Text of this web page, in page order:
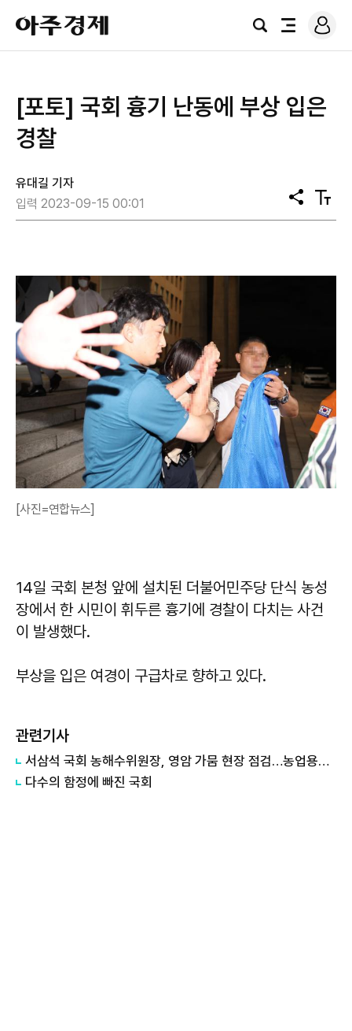
아
주
경
검
전
로
그
[포토] 국회 흉기 난동에 부상 입은
경찰
유대길 기자
입력 2023-09-15 00:01
공
유
텍
스
[사진=연합뉴스]
14일 국회 본청 앞에 설치된 더불어민주당 단식 농성
장에서 한 시민이 휘두른 흉기에 경찰이 다치는 사건
이 발생했다.
부상을 입은 여경이 구급차로 향하고 있다.
관련기사
서삼석 국회 농해수위원장, 영암 가뭄 현장 점검…농업용수 대책 논의
다수의 함정에 빠진 국회